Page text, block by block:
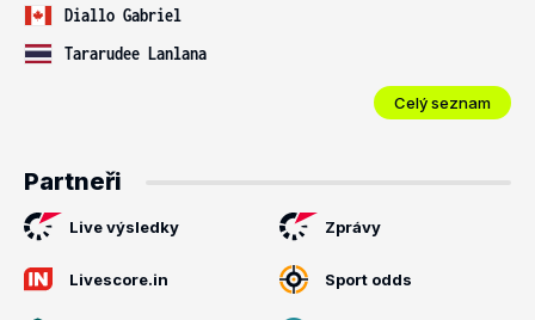
Diallo Gabriel
Tararudee Lanlana
Celý seznam
Partneři
Live výsledky Zprávy
Livescore.in Sport odds